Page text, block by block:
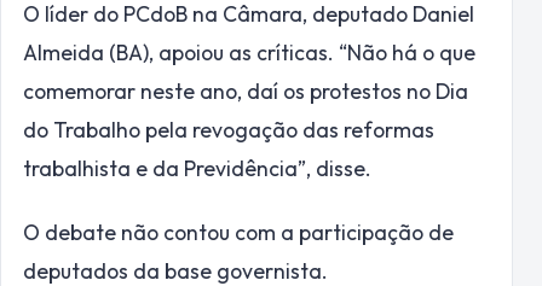
O líder do PCdoB na Câmara, deputado Daniel
Almeida (BA), apoiou as críticas. “Não há o que
comemorar neste ano, daí os protestos no Dia
do Trabalho pela revogação das reformas
trabalhista e da Previdência”, disse.
O debate não contou com a participação de
deputados da base governista.